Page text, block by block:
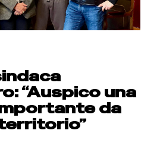
“Auspico una
da